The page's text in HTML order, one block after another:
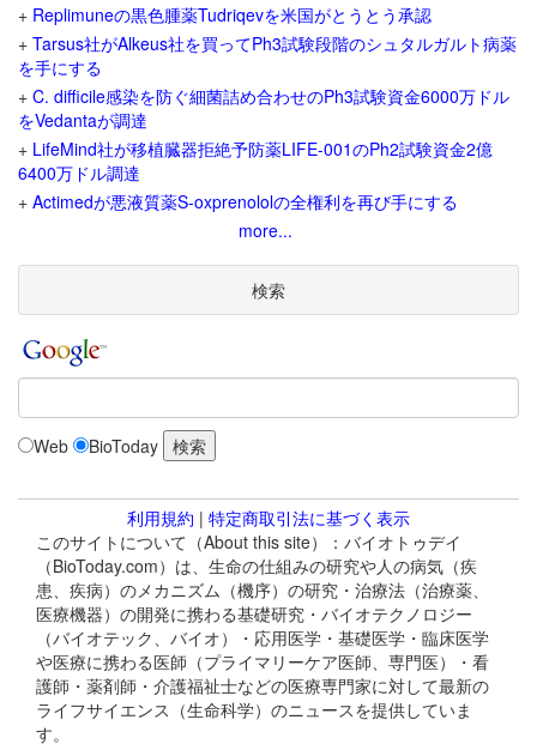
+ Replimuneの黒色腫薬Tudriqevを米国がとうとう承認
+ Tarsus社がAlkeus社を買ってPh3試験段階のシュタルガルト病薬
を手にする
+ C. difficile感染を防ぐ細菌詰め合わせのPh3試験資金6000万ドル
をVedantaが調達
+ LifeMind社が移植臓器拒絶予防薬LIFE-001のPh2試験資金2億
6400万ドル調達
+ Actimedが悪液質薬S-oxprenololの全権利を再び手にする
more...
検索
Web BioToday
利用規約 | 特定商取引法に基づく表示
このサイトについて（About this site）：バイオトゥデイ
（BioToday.com）は、生命の仕組みの研究や人の病気（疾
患、疾病）のメカニズム（機序）の研究・治療法（治療薬、
医療機器）の開発に携わる基礎研究・バイオテクノロジー
（バイオテック、バイオ）・応用医学・基礎医学・臨床医学
や医療に携わる医師（プライマリーケア医師、専門医）・看
護師・薬剤師・介護福祉士などの医療専門家に対して最新の
ライフサイエンス（生命科学）のニュースを提供していま
す。